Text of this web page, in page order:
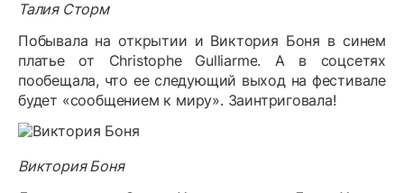
Талия Сторм
Побывала на открытии и Виктория Боня в синем
платье от Christophe Gulliarme. А в соцсетях
пообещала, что ее следующий выход на фестивале
будет «сообщением к миру». Заинтриговала!
Виктория Боня